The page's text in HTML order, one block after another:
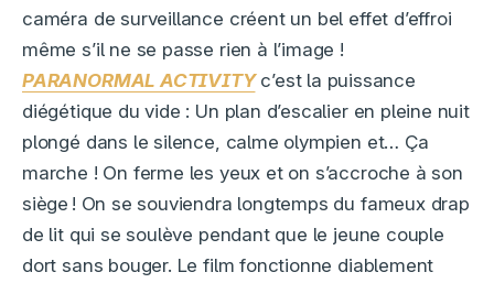
caméra de surveillance créent un bel effet d’effroi
même s’il ne se passe rien à l’image !
PARANORMAL ACTIVITYc’est la puissance
diégétique du vide : Un plan d’escalier en pleine nuit
plongé dans le silence, calme olympien et… Ça
marche ! On ferme les yeux et on s’accroche à son
siège ! On se souviendra longtemps du fameux drap
de lit qui se soulève pendant que le jeune couple
dort sans bouger. Le film fonctionne diablement